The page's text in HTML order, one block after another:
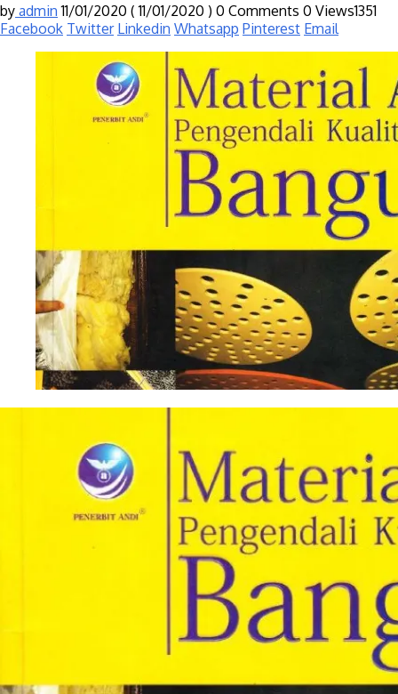
by admin 11/01/2020 ( 11/01/2020 ) 0 Comments 0 Views1351
Facebook Twitter Linkedin Whatsapp Pinterest Email